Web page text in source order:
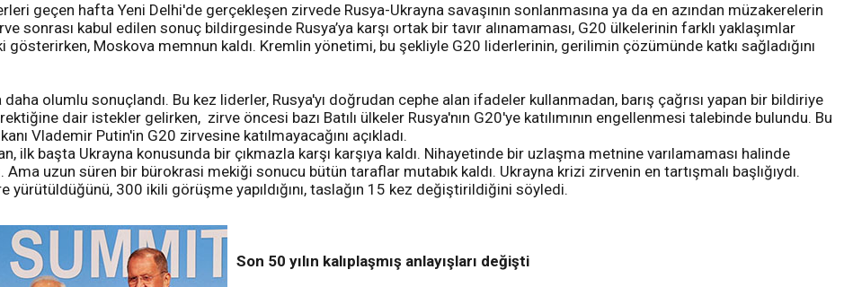
geçen hafta Yeni Delhi'de gerçekleşen zirvede Rusya-Ukrayna savaşının sonlanmasına ya da en azından müzakerelerin
sonrası kabul edilen sonuç bildirgesinde Rusya’ya karşı ortak bir tavır alınamaması, G20 ülkelerinin farklı yaklaşımlar
Moskova memnun kaldı. Kremlin yönetimi, bu şekliyle G20 liderlerinin, gerilimin çözümünde katkı sağladığını
daha olumlu sonuçlandı. Bu kez liderler, Rusya'yı doğrudan cephe alan ifadeler kullanmadan, barış çağrısı yapan bir bildiriye
dair istekler gelirken, zirve öncesi bazı Batılı ülkeler Rusya'nın G20'ye katılımının engellenmesi talebinde bulundu. Bu
Vlademir Putin'in G20 zirvesine katılmayacağını açıkladı.
ilk başta Ukrayna konusunda bir çıkmazla karşı karşıya kaldı. Nihayetinde bir uzlaşma metnine varılamaması halinde
Ama uzun süren bir bürokrasi mekiği sonucu bütün taraflar mutabık kaldı. Ukrayna krizi zirvenin en tartışmalı başlığıydı.
yürütüldüğünü, 300 ikili görüşme yapıldığını, taslağın 15 kez değiştirildiğini söyledi.
Son 50 yılın kalıplaşmış anlayışları değişti